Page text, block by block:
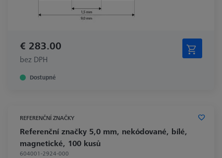
€ 283.00
bez DPH
Dostupné
REFERENČNÍ ZNAČKY
Referenční značky 5,0 mm, nekódované, bílé,
magnetické, 100 kusů
604001-2924-000